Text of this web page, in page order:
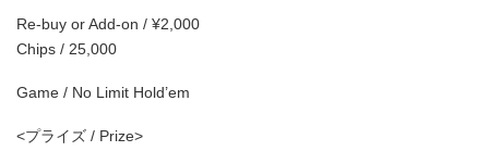
Re-buy or Add-on / ¥2,000
Chips / 25,000
Game / No Limit Hold’em
<プライズ / Prize>